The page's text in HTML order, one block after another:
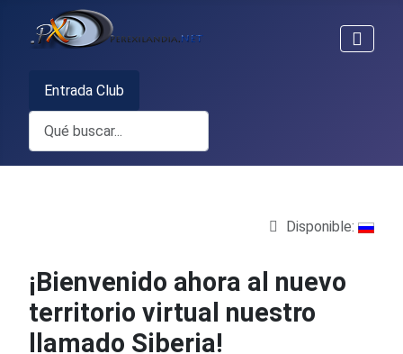
Entrada Club
Disponible:
¡Bienvenido ahora al nuevo
territorio virtual nuestro
llamado Siberia!